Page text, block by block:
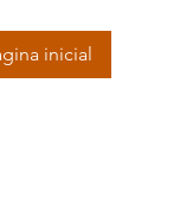
inicial